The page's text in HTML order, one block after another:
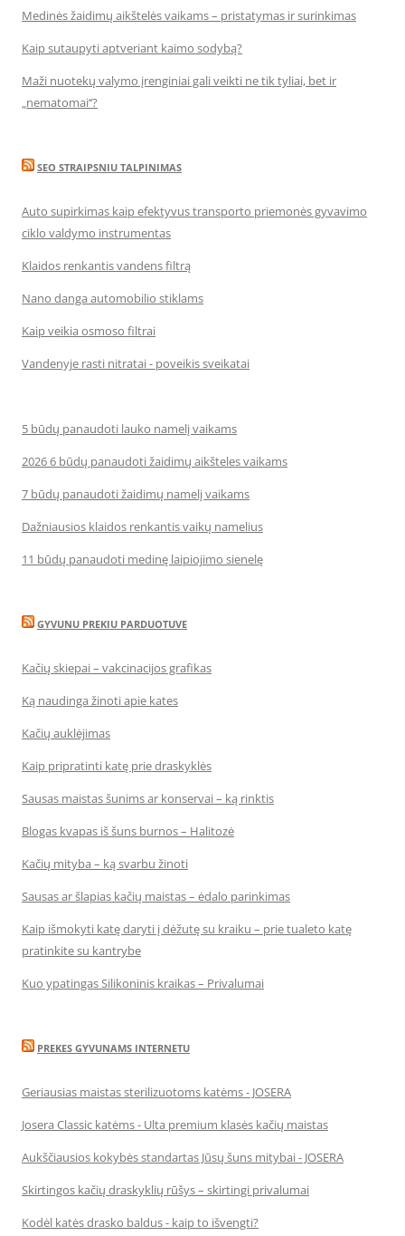
Medinės žaidimų aikštelės vaikams – pristatymas ir surinkimas
Kaip sutaupyti aptveriant kaimo sodybą?
Maži nuotekų valymo įrenginiai gali veikti ne tik tyliai, bet ir
„nematomai‘‘?
SEO STRAIPSNIU TALPINIMAS
Auto supirkimas kaip efektyvus transporto priemonės gyvavimo
ciklo valdymo instrumentas
Klaidos renkantis vandens filtrą
Nano danga automobilio stiklams
Kaip veikia osmoso filtrai
Vandenyje rasti nitratai - poveikis sveikatai
5 būdų panaudoti lauko namelį vaikams
2026 6 būdų panaudoti žaidimų aikšteles vaikams
7 būdų panaudoti žaidimų namelį vaikams
Dažniausios klaidos renkantis vaikų namelius
11 būdų panaudoti medinę laipiojimo sienelę
GYVUNU PREKIU PARDUOTUVE
Kačių skiepai – vakcinacijos grafikas
Ką naudinga žinoti apie kates
Kačių auklėjimas
Kaip pripratinti katę prie draskyklės
Sausas maistas šunims ar konservai – ką rinktis
Blogas kvapas iš šuns burnos – Halitozė
Kačių mityba – ką svarbu žinoti
Sausas ar šlapias kačių maistas – ėdalo parinkimas
Kaip išmokyti katę daryti į dėžutę su kraiku – prie tualeto katę
pratinkite su kantrybe
Kuo ypatingas Silikoninis kraikas – Privalumai
PREKES GYVUNAMS INTERNETU
Geriausias maistas sterilizuotoms katėms - JOSERA
Josera Classic katėms - Ulta premium klasės kačių maistas
Aukščiausios kokybės standartas Jūsų šuns mitybai - JOSERA
Skirtingos kačių draskyklių rūšys – skirtingi privalumai
Kodėl katės drasko baldus - kaip to išvengti?